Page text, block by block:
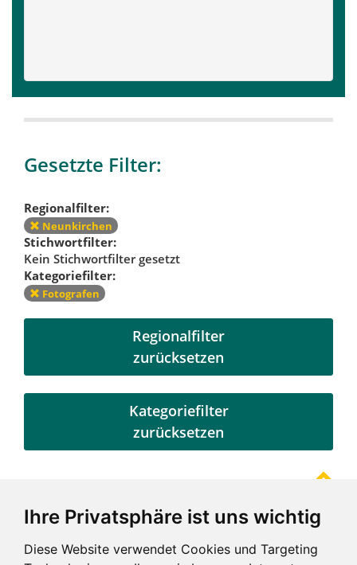
Ihre Privatsphäre ist uns wichtig
Diese Website verwendet Cookies und Targeting
Gesetzte Filter:
Regionalfilter:
Neunkirchen
Stichwortfilter:
Kein Stichwortfilter gesetzt
Kategoriefilter:
Fotografen
Regionalfilter
zurücksetzen
Kategoriefilter
zurücksetzen
Referenzen